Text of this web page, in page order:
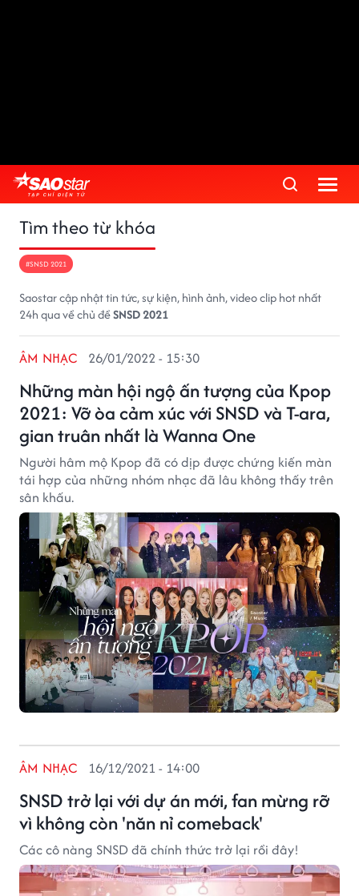
Tìm theo từ khóa
#SNSD 2021
Saostar cập nhật tin tức, sự kiện, hình ảnh, video clip hot nhất
24h qua về chủ đềSNSD 2021
Những màn hội ngộ ấn tượng của Kpop
2021: Vỡ òa cảm xúc với SNSD và T-ara,
gian truân nhất là Wanna One
ÂM NHẠC 26/01/2022 - 15:30
Người hâm mộ Kpop đã có dịp được chứng kiến màn
tái hợp của những nhóm nhạc đã lâu không thấy trên
sân khấu.
SNSD trở lại với dự án mới, fan mừng rỡ
vì không còn 'năn nỉ comeback'
ÂM NHẠC 16/12/2021 - 14:00
Các cô nàng SNSD đã chính thức trở lại rồi đây!